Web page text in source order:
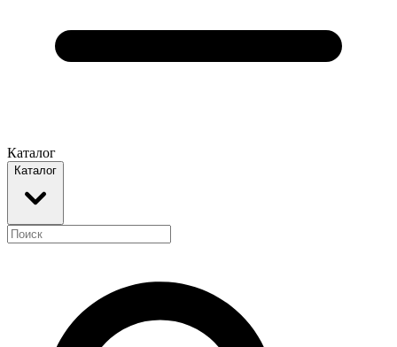
Каталог
Каталог